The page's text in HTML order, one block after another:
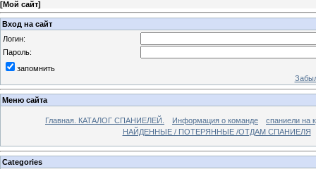
[Мой сайт]
Вход на сайт
Логин:
Пароль:
запомнить
Меню сайта
Главная. КАТАЛОГ СПАНИЕЛЕЙ. Информация о команде
спаниели на
НАЙДЕННЫЕ / ПОТЕРЯННЫЕ /ОТДАМ СПАНИЕЛЯ
Categories